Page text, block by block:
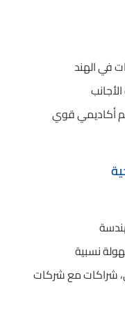
أكاديمي قوي
نسبية
شراكات مع شركات